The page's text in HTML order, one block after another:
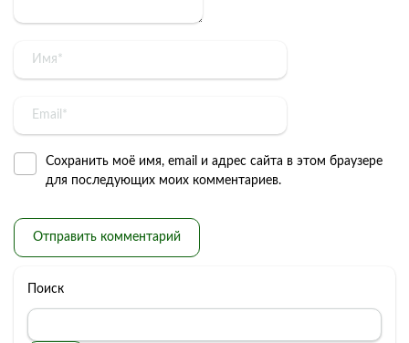
Сохранить моё имя, email и адрес сайта в этом браузере
для последующих моих комментариев.
Поиск